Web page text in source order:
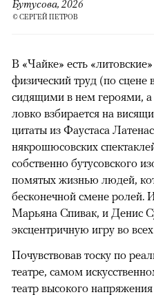
Бутусова, 2026
© СЕРГЕЙ ПЕТРОВ
В «Чайке» есть
физический труд (по сцене
сидящими в нем героями,
ловко взбирается на
цитаты из Фаустаса
някрошюсовских
собственно бутусовского
помятых жизнью людей,
бесконечной смене ролей.
Марьяна Спивак, и Денис
эксцентричную игру во
Почувствовав тоску по
театре, самом
театр высокого